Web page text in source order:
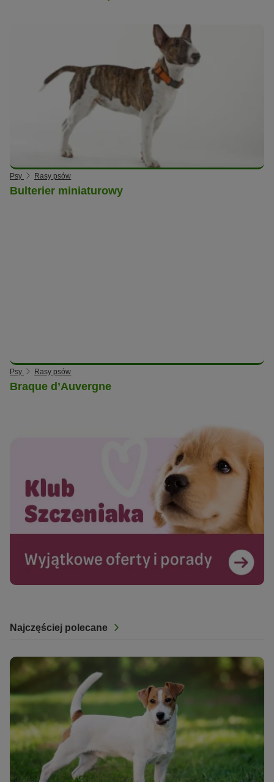
Psy Rasy psów
Bulterier miniaturowy
Psy Rasy psów
Braque d’Auvergne
Najczęściej polecane